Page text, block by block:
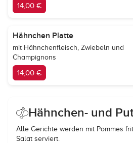
14,00 €
Hähnchen Platte
mit Hähnchenfleisch, Zwiebeln und
Champignons
14,00 €
Alle Gerichte werden mit Pommes
Salat serviert.